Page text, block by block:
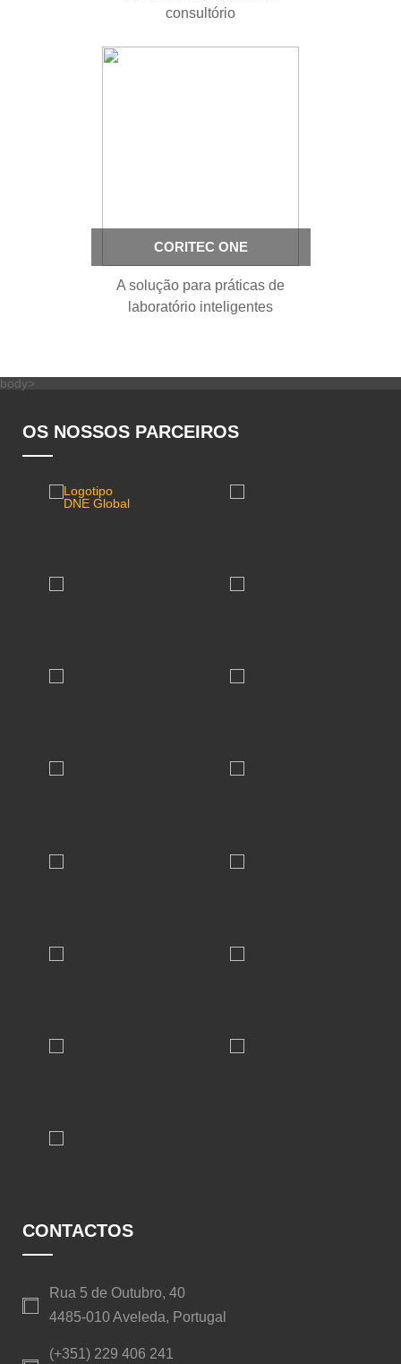
consultório
CORITEC ONE
A solução para práticas de
laboratório inteligentes
body>
OS NOSSOS PARCEIROS
CONTACTOS
Rua 5 de Outubro, 40
4485-010 Aveleda, Portugal
(+351) 229 406 241